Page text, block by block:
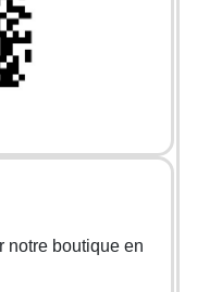
notre boutique en